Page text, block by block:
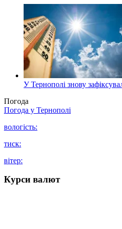
У Тернополі знову
Погода
Погода у Тернополі
вологість:
тиск:
вітер:
Курси валют